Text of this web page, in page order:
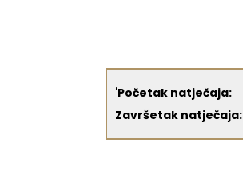
'Početak natječaja:
Završetak natječaja: